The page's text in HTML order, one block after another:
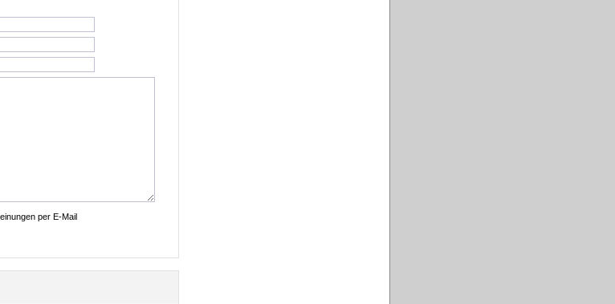
per E-Mail